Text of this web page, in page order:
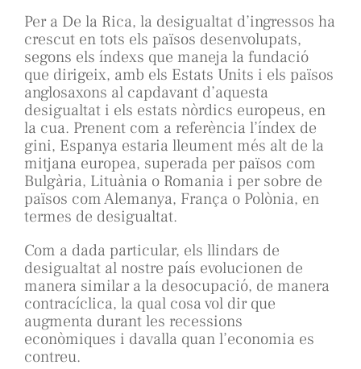
Per a De la Rica, la desigualtat d’ingressos ha
crescut en tots els països desenvolupats,
segons els índexs que maneja la fundació
que dirigeix, amb els Estats Units i els països
anglosaxons al capdavant d’aquesta
desigualtat i els estats nòrdics europeus, en
la cua. Prenent com a referència l’índex de
gini, Espanya estaria lleument més alt de la
mitjana europea, superada per països com
Bulgària, Lituània o Romania i per sobre de
països com Alemanya, França o Polònia, en
termes de desigualtat.
Com a dada particular, els llindars de
desigualtat al nostre país evolucionen de
manera similar a la desocupació, de manera
contracíclica, la qual cosa vol dir que
augmenta durant les recessions
econòmiques i davalla quan l’economia es
contreu.